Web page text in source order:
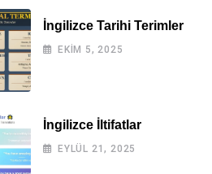
İngilizce Tarihi Terimler
EKIM 5, 2025
İngilizce İltifatlar
EYLÜL 21, 2025